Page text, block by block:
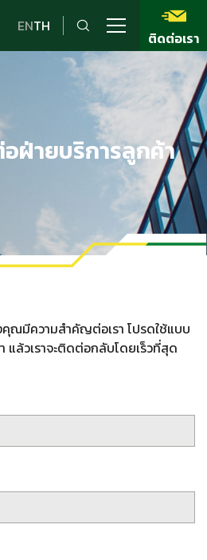
ENTH
ติดต่อเรา
ฝ่ายบริการลูกค้า
ณมีความสำคัญต่อเรา โปรดใช้แบบ
แล้วเราจะติดต่อกลับโดยเร็วที่สุด